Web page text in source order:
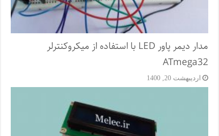
مدار دیمر پاور LED با استفاده از میکروکنترلر
ATmega32
اردیبهشت 20, 1400